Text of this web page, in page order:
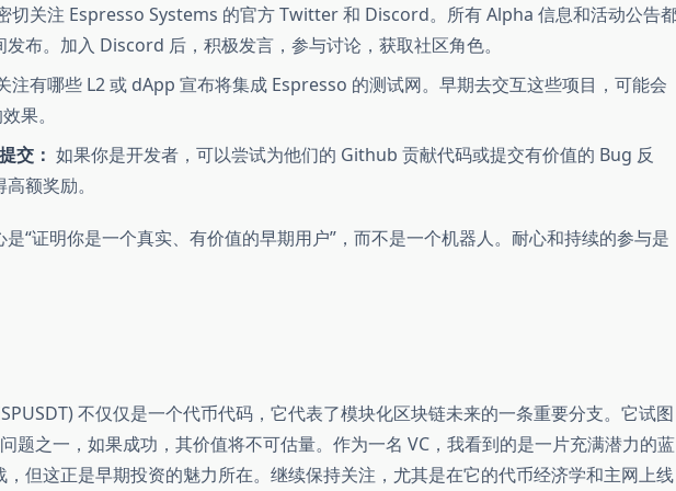
切关注 Espresso Systems 的官方 Twitter 和 Discord。所有 Alpha 信息和活动公告
布。加入 Discord 后，积极发言，参与讨论，获取社区角色。
注有哪些 L2 或 dApp 宣布将集成 Espresso 的测试网。早期去交互这些项目，可能会
果。
交： 如果你是开发者，可以尝试为他们的 Github 贡献代码或提交有价值的 Bug 反
额奖励。
“证明你是一个真实、有价值的早期用户”，而不是一个机器人。耐心和持续的参与是
不仅仅是一个代币代码，它代表了模块化区块链未来的一条重要分支。它试图
题之一，如果成功，其价值将不可估量。作为一名 VC，我看到的是一片充满潜力的蓝
但这正是早期投资的魅力所在。继续保持关注，尤其是在它的代币经济学和主网上线